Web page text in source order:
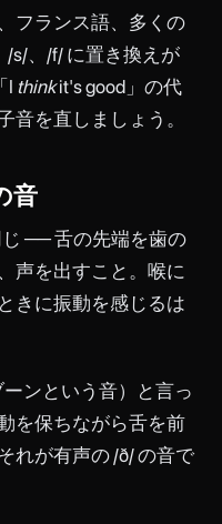
フランス語、多くの
/s/、/f/ に置き換えが
I thinkit's good」の代
音を直しましょう。
音
── 舌の先端を歯の
声を出すこと。喉に
きに振動を感じるは
ンという音）と言っ
を保ちながら舌を前
れが有声の /ð/ の音で